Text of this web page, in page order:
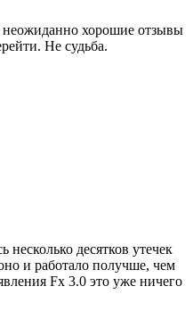
хорошие отзывы
Не судьба.
десятков утечек
и работало получше, чем
Fx 3.0 это уже ничего